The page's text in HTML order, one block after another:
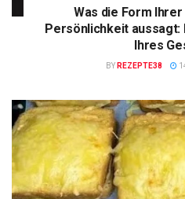
Was die Form
Persönlichkeit aussagt:
Ihres
BY REZEPTE38